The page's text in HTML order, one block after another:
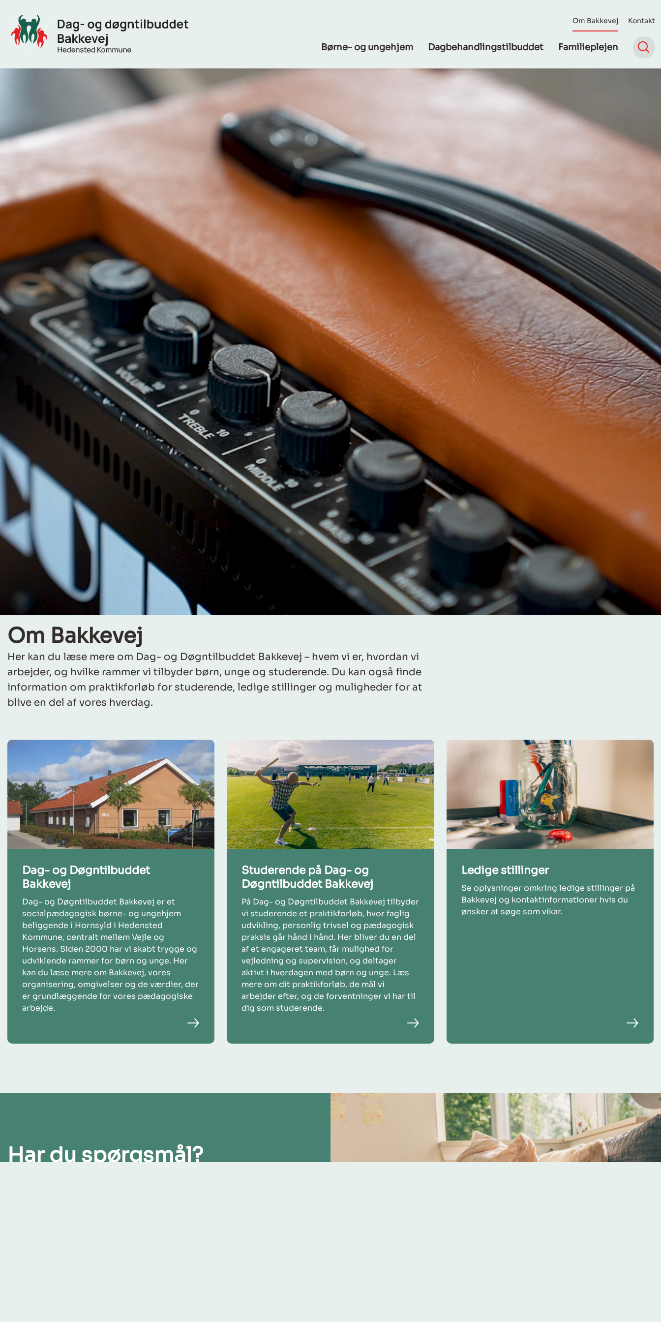
Om Bakkevej Kontakt
Børne- og ungehjem Dagbehandlingstilbuddet Familieplejen
Om Bakkevej
Her kan du læse mere om Dag- og Døgntilbuddet Bakkevej – hvem vi er, hvordan vi
arbejder, og hvilke rammer vi tilbyder børn, unge og studerende. Du kan også finde
information om praktikforløb for studerende, ledige stillinger og muligheder for at
blive en del af vores hverdag.
Dag- og Døgntilbuddet
Bakkevej
Dag- og Døgntilbuddet Bakkevej er et
socialpædagogisk børne- og ungehjem
beliggende i Hornsyld i Hedensted
Kommune, centralt mellem Vejle og
Horsens. Siden 2000 har vi skabt trygge og
udviklende rammer for børn og unge. Her
kan du læse mere om Bakkevej, vores
organisering, omgivelser og de værdier, der
er grundlæggende for vores pædagogiske
arbejde.
Studerende på Dag- og
Døgntilbuddet Bakkevej
På Dag- og Døgntilbuddet Bakkevej tilbyder
vi studerende et praktikforløb, hvor faglig
udvikling, personlig trivsel og pædagogisk
praksis går hånd i hånd. Her bliver du en del
af et engageret team, får mulighed for
vejledning og supervision, og deltager
aktivt i hverdagen med børn og unge. Læs
mere om dit praktikforløb, de mål vi
arbejder efter, og de forventninger vi har til
dig som studerende.
Ledige stillinger
Se oplysninger omkring ledige stillinger på
Bakkevej og kontaktinformationer hvis du
ønsker at søge som vikar.
Har du spørgsmål?